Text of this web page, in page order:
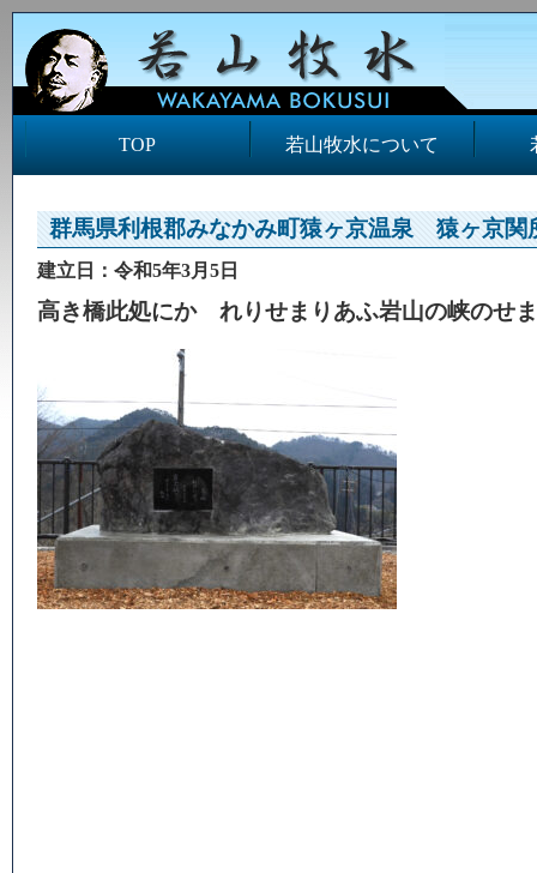
TOP 若山牧水について
群馬県利根郡みなかみ町猿ヶ京温泉 猿ヶ京関
建立日：令和5年3月5日
高き橋此処にかゝれりせまりあふ岩山の峡のせ